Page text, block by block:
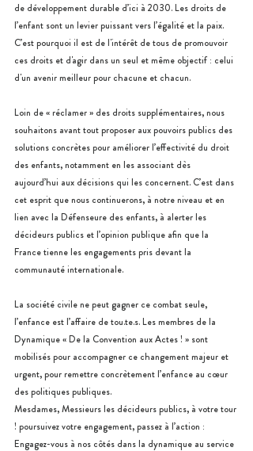
de développement durable d’ici à 2030. Les droits de
l’enfant sont un levier puissant vers l’égalité et la paix.
C’est pourquoi il est de l'intérêt de tous de promouvoir
ces droits et d'agir dans un seul et même objectif : celui
d'un avenir meilleur pour chacune et chacun.
Loin de « réclamer » des droits supplémentaires, nous
souhaitons avant tout proposer aux pouvoirs publics des
solutions concrètes pour améliorer l’effectivité du droit
des enfants, notamment en les associant dès
aujourd’hui aux décisions qui les concernent. C’est dans
cet esprit que nous continuerons, à notre niveau et en
lien avec la Défenseure des enfants, à alerter les
décideurs publics et l’opinion publique afin que la
France tienne les engagements pris devant la
communauté internationale.
La société civile ne peut gagner ce combat seule,
l’enfance est l’affaire de tou.te.s. Les membres de la
Dynamique « De la Convention aux Actes ! » sont
mobilisés pour accompagner ce changement majeur et
urgent, pour remettre concrètement l’enfance au cœur
des politiques publiques.
Mesdames, Messieurs les décideurs publics, à votre tour
! poursuivez votre engagement, passez à l’action :
Engagez-vous à nos côtés dans la dynamique au service